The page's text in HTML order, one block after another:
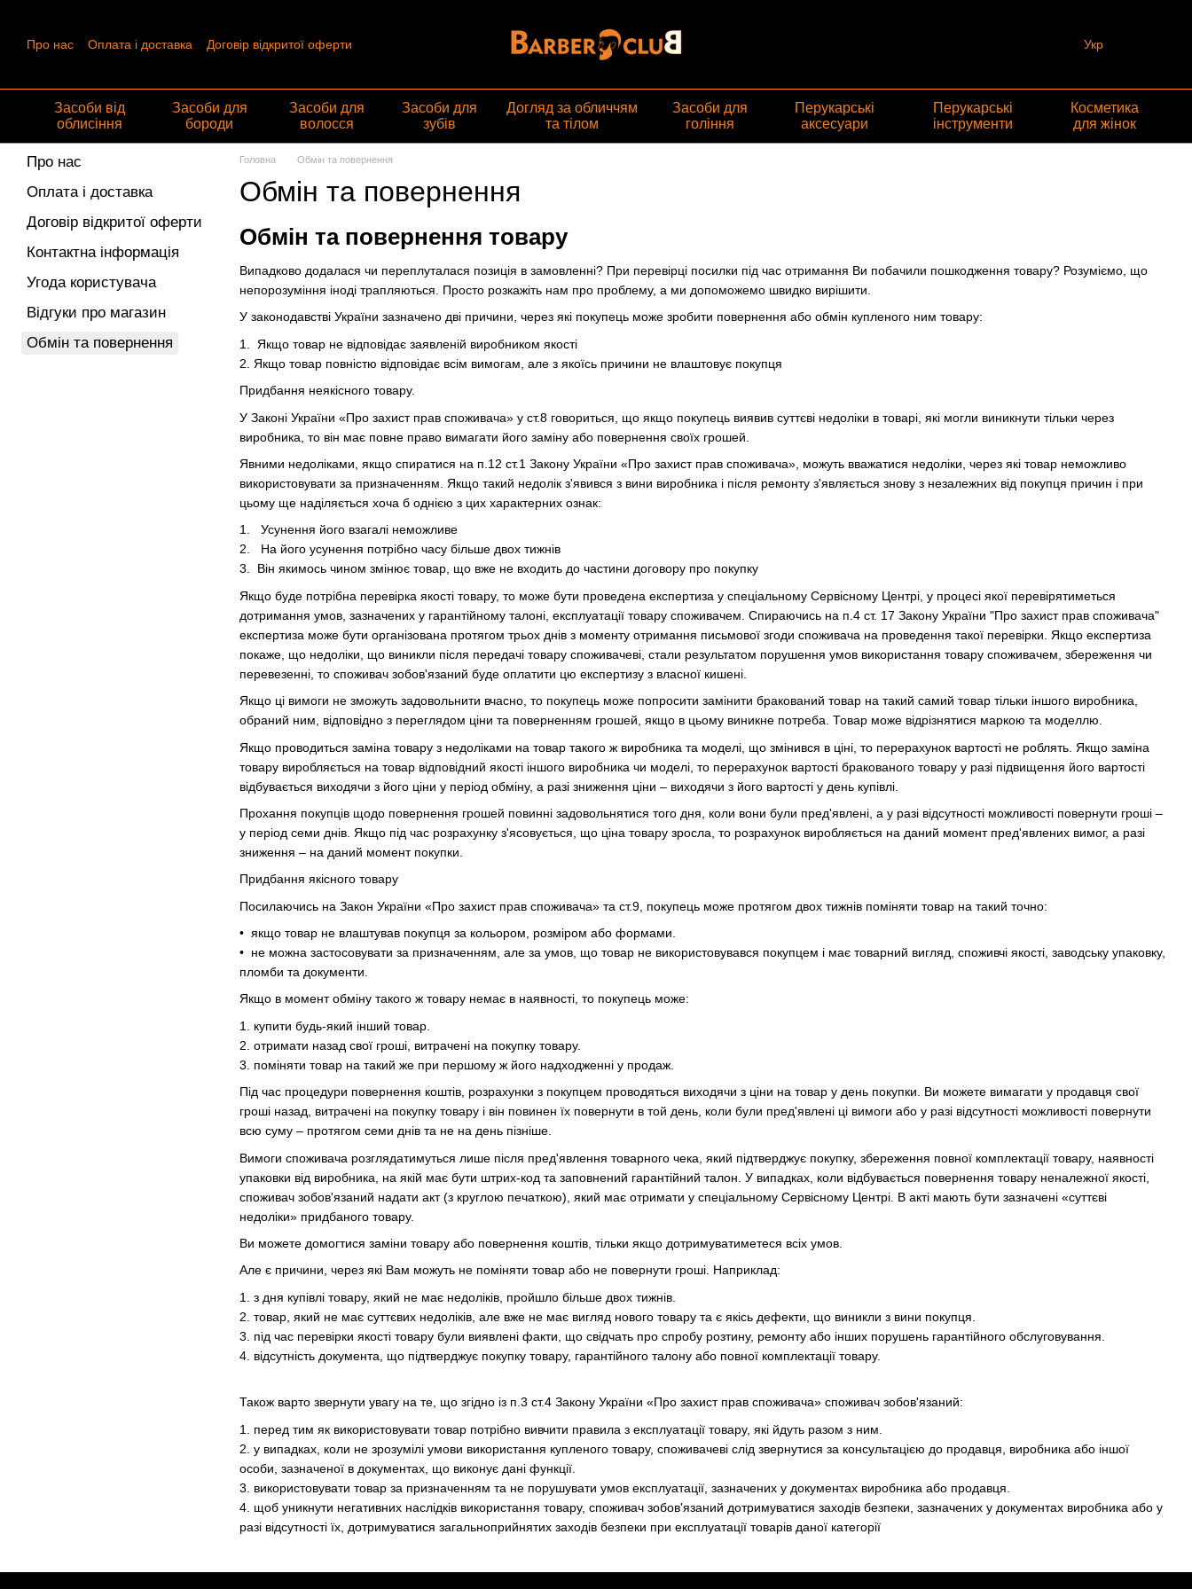
Про нас Оплата і доставка
Договір відкритої оферти
Укр
Засоби від
облисіння
Засоби для
бороди
Засоби для
волосся
Засоби для
зубів
Догляд за обличчям
та тілом
Засоби для
гоління
Перукарські
аксесуари
Перукарські
інструменти
Косметика
для жінок
Головна Обмін та повернення
Обмін та повернення
Обмін та повернення товару
Випадково додалася чи переплуталася позиція в замовленні? При перевірці посилки під час отримання Ви побачили пошкодження товару? Розуміємо, що
непорозуміння іноді трапляються. Просто розкажіть нам про проблему, а ми допоможемо швидко вирішити.
У законодавстві України зазначено дві причини, через які покупець може зробити повернення або обмін купленого ним товару:
1. Якщо товар не відповідає заявленій виробником якості
2. Якщо товар повністю відповідає всім вимогам, але з якоїсь причини не влаштовує покупця
Придбання неякісного товару.
У Законі України «Про захист прав споживача» у ст.8 говориться, що якщо покупець виявив суттєві недоліки в товарі, які могли виникнути тільки через
виробника, то він має повне право вимагати його заміну або повернення своїх грошей.
Явними недоліками, якщо спиратися на п.12 ст.1 Закону України «Про захист прав споживача», можуть вважатися недоліки, через які товар неможливо
використовувати за призначенням. Якщо такий недолік з'явився з вини виробника і після ремонту з'являється знову з незалежних від покупця причин і при
цьому ще наділяється хоча б однією з цих характерних ознак:
1. Усунення його взагалі неможливе
2. На його усунення потрібно часу більше двох тижнів
3. Він якимось чином змінює товар, що вже не входить до частини договору про покупку
Якщо буде потрібна перевірка якості товару, то може бути проведена експертиза у спеціальному Сервісному Центрі, у процесі якої перевірятиметься
дотримання умов, зазначених у гарантійному талоні, експлуатації товару споживачем. Спираючись на п.4 ст. 17 Закону України "Про захист прав споживача"
експертиза може бути організована протягом трьох днів з моменту отримання письмової згоди споживача на проведення такої перевірки. Якщо експертиза
покаже, що недоліки, що виникли після передачі товару споживачеві, стали результатом порушення умов використання товару споживачем, збереження чи
перевезенні, то споживач зобов'язаний буде оплатити цю експертизу з власної кишені.
Якщо ці вимоги не зможуть задовольнити вчасно, то покупець може попросити замінити бракований товар на такий самий товар тільки іншого виробника,
обраний ним, відповідно з переглядом ціни та поверненням грошей, якщо в цьому виникне потреба. Товар може відрізнятися маркою та моделлю.
Якщо проводиться заміна товару з недоліками на товар такого ж виробника та моделі, що змінився в ціні, то перерахунок вартості не роблять. Якщо заміна
товару виробляється на товар відповідний якості іншого виробника чи моделі, то перерахунок вартості бракованого товару у разі підвищення його вартості
відбувається виходячи з його ціни у період обміну, а разі зниження ціни – виходячи з його вартості у день купівлі.
Прохання покупців щодо повернення грошей повинні задовольнятися того дня, коли вони були пред'явлені, а у разі відсутності можливості повернути гроші –
у період семи днів. Якщо під час розрахунку з'ясовується, що ціна товару зросла, то розрахунок виробляється на даний момент пред'явлених вимог, а разі
зниження – на даний момент покупки.
Придбання якісного товару
Посилаючись на Закон України «Про захист прав споживача» та ст.9, покупець може протягом двох тижнів поміняти товар на такий точно:
• якщо товар не влаштував покупця за кольором, розміром або формами.
• не можна застосовувати за призначенням, але за умов, що товар не використовувався покупцем і має товарний вигляд, споживчі якості, заводську упаковку,
пломби та документи.
Якщо в момент обміну такого ж товару немає в наявності, то покупець може:
1. купити будь-який інший товар.
2. отримати назад свої гроші, витрачені на покупку товару.
3. поміняти товар на такий же при першому ж його надходженні у продаж.
Під час процедури повернення коштів, розрахунки з покупцем проводяться виходячи з ціни на товар у день покупки. Ви можете вимагати у продавця свої
гроші назад, витрачені на покупку товару і він повинен їх повернути в той день, коли були пред'явлені ці вимоги або у разі відсутності можливості повернути
всю суму – протягом семи днів та не на день пізніше.
Вимоги споживача розглядатимуться лише після пред'явлення товарного чека, який підтверджує покупку, збереження повної комплектації товару, наявності
упаковки від виробника, на якій має бути штрих-код та заповнений гарантійний талон. У випадках, коли відбувається повернення товару неналежної якості,
споживач зобов'язаний надати акт (з круглою печаткою), який має отримати у спеціальному Сервісному Центрі. В акті мають бути зазначені «суттєві
недоліки» придбаного товару.
Ви можете домогтися заміни товару або повернення коштів, тільки якщо дотримуватиметеся всіх умов.
Але є причини, через які Вам можуть не поміняти товар або не повернути гроші. Наприклад:
1. з дня купівлі товару, який не має недоліків, пройшло більше двох тижнів.
2. товар, який не має суттєвих недоліків, але вже не має вигляд нового товару та є якісь дефекти, що виникли з вини покупця.
3. під час перевірки якості товару були виявлені факти, що свідчать про спробу розтину, ремонту або інших порушень гарантійного обслуговування.
4. відсутність документа, що підтверджує покупку товару, гарантійного талону або повної комплектації товару.
Також варто звернути увагу на те, що згідно із п.3 ст.4 Закону України «Про захист прав споживача» споживач зобов'язаний:
1. перед тим як використовувати товар потрібно вивчити правила з експлуатації товару, які йдуть разом з ним.
2. у випадках, коли не зрозумілі умови використання купленого товару, споживачеві слід звернутися за консультацією до продавця, виробника або іншої
особи, зазначеної в документах, що виконує дані функції.
3. використовувати товар за призначенням та не порушувати умов експлуатації, зазначених у документах виробника або продавця.
4. щоб уникнути негативних наслідків використання товару, споживач зобов'язаний дотримуватися заходів безпеки, зазначених у документах виробника або у
разі відсутності їх, дотримуватися загальноприйнятих заходів безпеки при експлуатації товарів даної категорії
Про нас
Оплата і доставка
Договір відкритої оферти
Контактна інформація
Угода користувача
Відгуки про магазин
Обмін та повернення